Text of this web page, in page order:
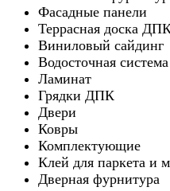
Фасадные панели
Террасная доска
Виниловый сайдинг
Водосточная система
Ламинат
Грядки ДПК
Двери
Ковры
Комплектующие
Клей для паркета и
Дверная фурнитура